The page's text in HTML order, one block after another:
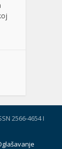
2566-4654 I